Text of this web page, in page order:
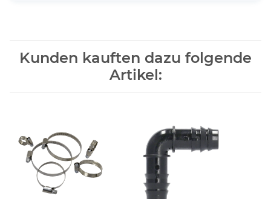
Kunden kauften dazu folgende
Artikel: